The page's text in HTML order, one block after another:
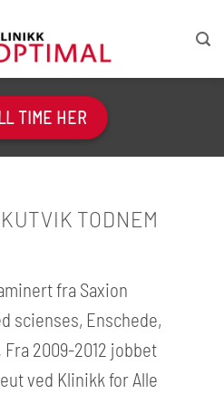
TIME HER
TODNEM
fra Saxion
scienses, Enschede,
2009-2012 jobbet
ved Klinikk for Alle